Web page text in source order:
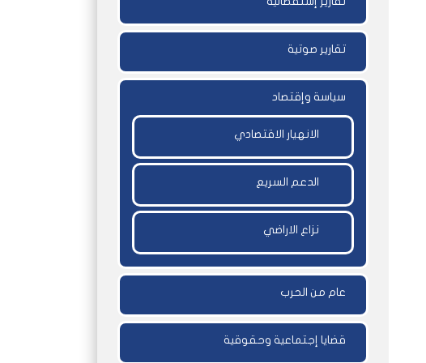
تقارير صوتية
سياسة وإقتصاد
الانهيار الاقتصادي
الدعم السريع
نزاع الاراضي
عام من الحرب
قضايا إجتماعية وحقوقية